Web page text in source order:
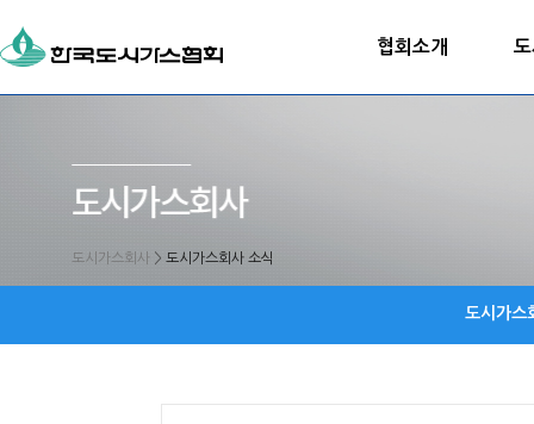
협회소개
도시가스회사 > 도시가스회사 소식
도시가스